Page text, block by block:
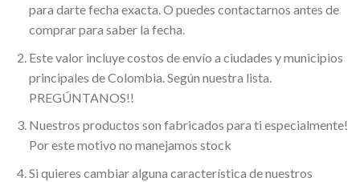
para darte fecha exacta. O puedes contactarnos antes de
comprar para saber la fecha.
Este valor incluye costos de envío a ciudades y municipios
principales de Colombia. Según nuestra lista.
PREGÚNTANOS!!
Nuestros productos son fabricados para ti especialmente!
Por este motivo no manejamos stock
Si quieres cambiar alguna característica de nuestros